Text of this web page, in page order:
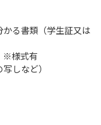
る書類（学生証又は
※様式有
しなど）